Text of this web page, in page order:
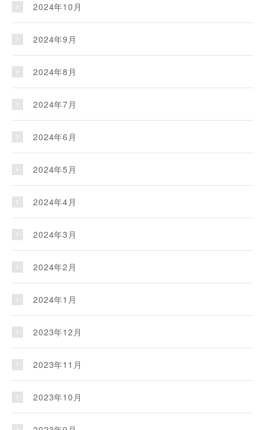
2024年10月
2024年9月
2024年8月
2024年7月
2024年6月
2024年5月
2024年4月
2024年3月
2024年2月
2024年1月
2023年12月
2023年11月
2023年10月